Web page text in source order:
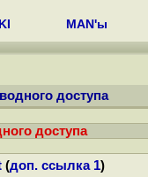
MAN'ы
доступа
доступа
(доп. ссылка 1)